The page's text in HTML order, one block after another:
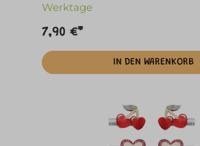
Werktage
7,90 €*
IN DEN WARENKORB